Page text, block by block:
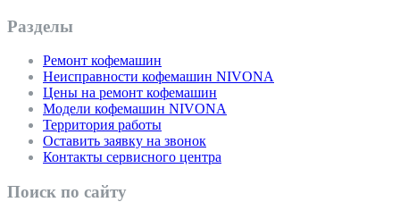
Разделы
Ремонт кофемашин
Неисправности кофемашин NIVONA
Цены на ремонт кофемашин
Модели кофемашин NIVONA
Территория работы
Оставить заявку на звонок
Контакты сервисного центра
Поиск по сайту